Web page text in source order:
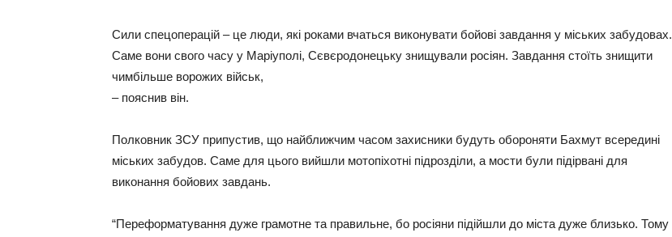
Сили спецоперацій – це люди, які роками вчаться виконувати бойові завдання у міських забудовах.
Саме вони свого часу у Маріуполі, Сєвєродонецьку знищували росіян. Завдання стоїть знищити
чимбільше ворожих військ,
– пояснив він.
Полковник ЗСУ припустив, що найближчим часом захисники будуть обороняти Бахмут всередині
міських забудов. Саме для цього вийшли мотопіхотні підрозділи, а мости були підірвані для
виконання бойових завдань.
“Переформатування дуже грамотне та правильне, бо росіяни підійшли до міста дуже близько. Тому